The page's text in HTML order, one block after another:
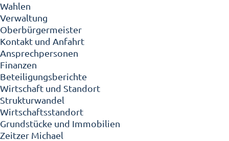
Wahlen
Verwaltung
Oberbürgermeister
Kontakt und Anfahrt
Ansprechpersonen
Finanzen
Beteiligungsberichte
Wirtschaft und Standort
Strukturwandel
Wirtschaftsstandort
Grundstücke und Immobilien
Zeitzer Michael